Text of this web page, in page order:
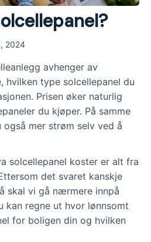
2024
avhenger av
hvilken type solcellepanel du
Prisen øker naturlig
du kjøper. På samme
også mer strøm selv ved å
solcellepanel koster er alt fra
det svaret kanskje
skal vi gå nærmere innpå
kan regne ut hvor lønnsomt
for boligen din og hvilken